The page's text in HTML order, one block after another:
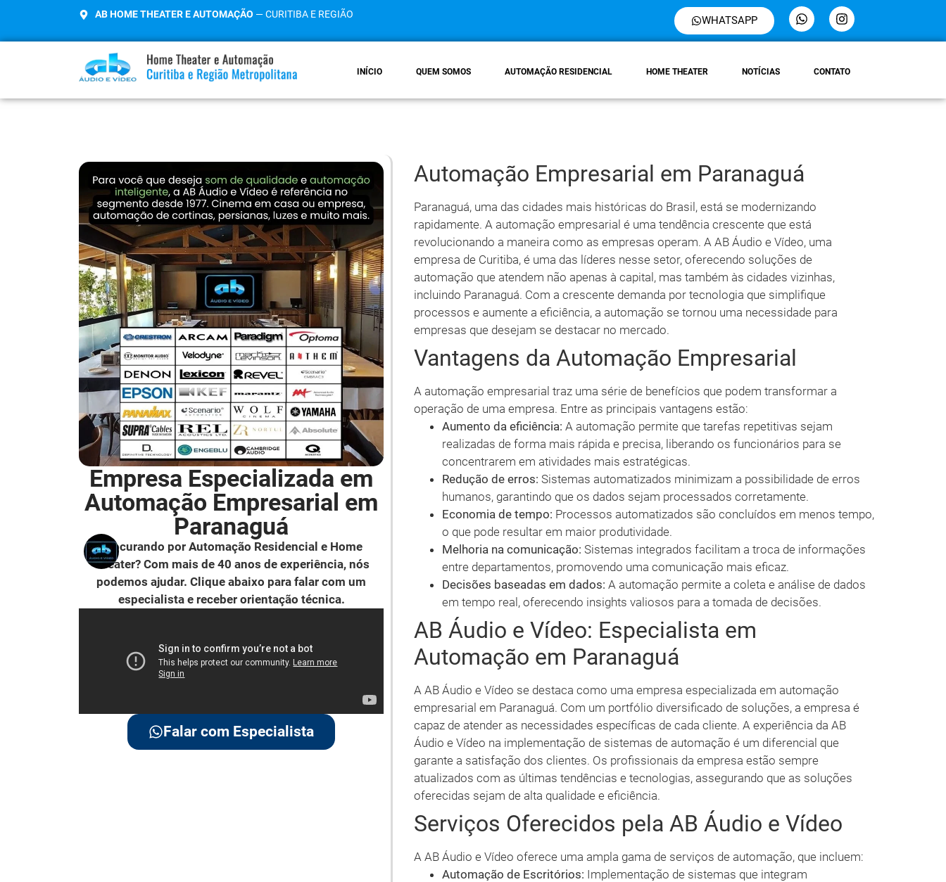
AB HOME THEATER E AUTOMAÇÃO — CURITIBA E REGIÃO WHATSAPP
INÍCIO QUEM SOMOS AUTOMAÇÃO RESIDENCIAL HOME THEATER NOTÍCIAS CONTATO
Empresa Especializada em
Automação Empresarial em
Paranaguá
Procurando por Automação Residencial e Home
Theater? Com mais de 40 anos de experiência, nós
podemos ajudar. Clique abaixo para falar com um
especialista e receber orientação técnica.
Falar com Especialista
Automação Empresarial em Paranaguá
Paranaguá, uma das cidades mais históricas do Brasil, está se modernizando
rapidamente. A automação empresarial é uma tendência crescente que está
revolucionando a maneira como as empresas operam. A AB Áudio e Vídeo, uma
empresa de Curitiba, é uma das líderes nesse setor, oferecendo soluções de
automação que atendem não apenas à capital, mas também às cidades vizinhas,
incluindo Paranaguá. Com a crescente demanda por tecnologia que simplifique
processos e aumente a eficiência, a automação se tornou uma necessidade para
empresas que desejam se destacar no mercado.
Vantagens da Automação Empresarial
A automação empresarial traz uma série de benefícios que podem transformar a
operação de uma empresa. Entre as principais vantagens estão:
Aumento da eficiência: A automação permite que tarefas repetitivas sejam
realizadas de forma mais rápida e precisa, liberando os funcionários para se
concentrarem em atividades mais estratégicas.
Redução de erros: Sistemas automatizados minimizam a possibilidade de erros
humanos, garantindo que os dados sejam processados corretamente.
Economia de tempo: Processos automatizados são concluídos em menos tempo,
o que pode resultar em maior produtividade.
Melhoria na comunicação: Sistemas integrados facilitam a troca de informações
entre departamentos, promovendo uma comunicação mais eficaz.
Decisões baseadas em dados: A automação permite a coleta e análise de dados
em tempo real, oferecendo insights valiosos para a tomada de decisões.
AB Áudio e Vídeo: Especialista em
Automação em Paranaguá
A AB Áudio e Vídeo se destaca como uma empresa especializada em automação
empresarial em Paranaguá. Com um portfólio diversificado de soluções, a empresa é
capaz de atender as necessidades específicas de cada cliente. A experiência da AB
Áudio e Vídeo na implementação de sistemas de automação é um diferencial que
garante a satisfação dos clientes. Os profissionais da empresa estão sempre
atualizados com as últimas tendências e tecnologias, assegurando que as soluções
oferecidas sejam de alta qualidade e eficiência.
Serviços Oferecidos pela AB Áudio e Vídeo
A AB Áudio e Vídeo oferece uma ampla gama de serviços de automação, que incluem:
Automação de Escritórios: Implementação de sistemas que integram